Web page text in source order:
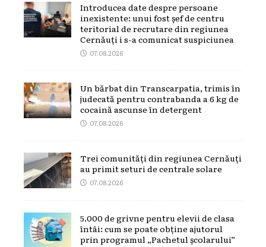
Introducea date despre persoane
inexistente: unui fost șef de centru
teritorial de recrutare din regiunea
Cernăuți i s-a comunicat suspiciunea
07.08.2026
Un bărbat din Transcarpatia, trimis în
judecată pentru contrabanda a 6 kg de
cocaină ascunse în detergent
07.08.2026
Trei comunități din regiunea Cernăuți
au primit seturi de centrale solare
07.08.2026
5.000 de grivne pentru elevii de clasa
întâi: cum se poate obține ajutorul
prin programul „Pachetul școlarului”